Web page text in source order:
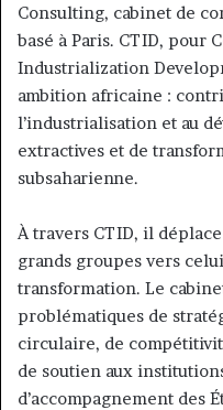
Consulting, cabinet de
basé à Paris. CTID, pour
Industrialization
ambition africaine :
l’industrialisation et au
extractives et de
subsaharienne.
À travers CTID, il
grands groupes vers
transformation. Le
problématiques de
circulaire, de
de soutien aux
d’accompagnement des